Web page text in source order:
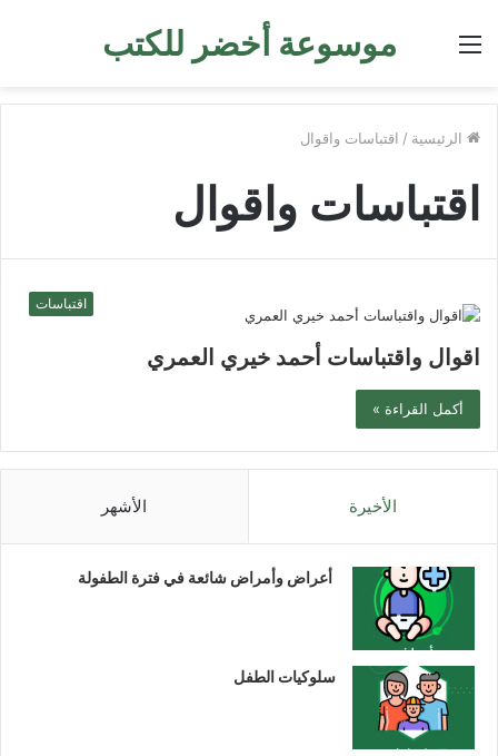
موسوعة أخضر للكتب القائمة
الرئيسية / اقتباسات واقوال
اقتباسات واقوال
اقتباسات
اقوال واقتباسات أحمد خيري العمري
أكمل القراءة »
الأخيرة الأشهر
أعراض وأمراض شائعة في فترة الطفولة
سلوكيات الطفل